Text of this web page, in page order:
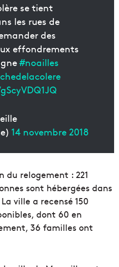
se tient
les rues de
des
effondrements
#noailles
14 novembre 2018
relogement : 221
sont hébergées dans
La ville a recensé 150
dont 60 en
36 familles ont